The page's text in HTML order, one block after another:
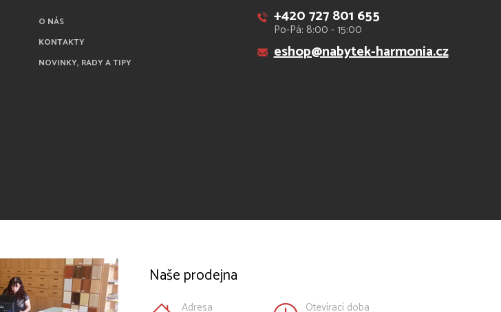
O NÁS
KONTAKTY
NOVINKY, RADY A TIPY
+420 727 801 655
Po-Pá: 8:00 - 15:00
eshop@nabytek-harmonia.cz
Naše prodejna
Adresa Otevírací doba